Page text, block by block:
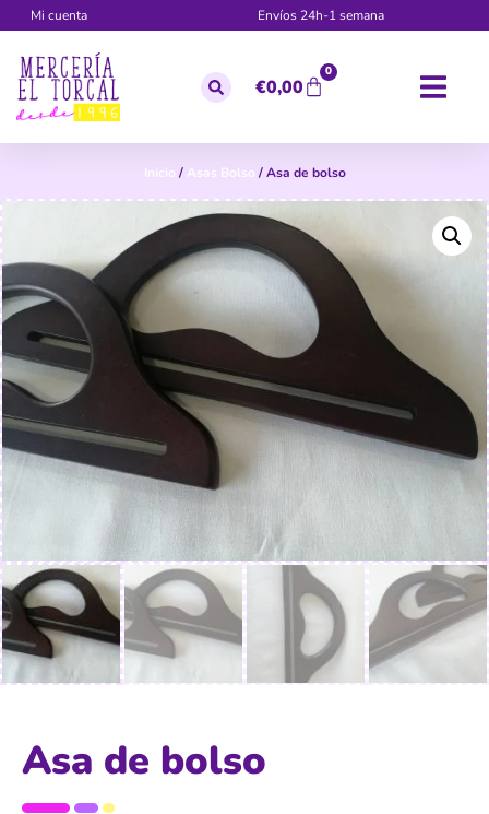
Mi cuenta Envíos 24h-1 semana
€0,00
0
Inicio / Asas Bolso / Asa de bolso
Asa de bolso